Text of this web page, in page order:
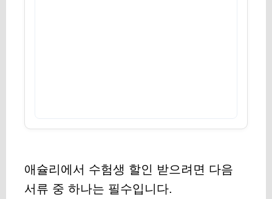
애슐리에서 수험생 할인 받으려면 다음
서류 중 하나는 필수입니다.